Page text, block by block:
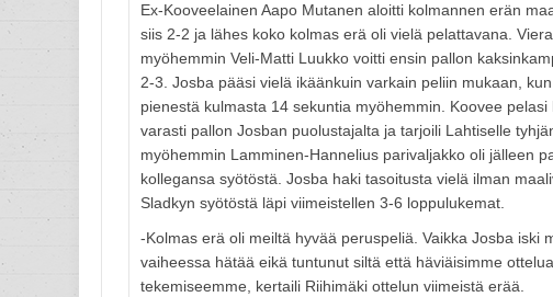
Ex-Kooveelainen Aapo Mutanen aloitti kolmannen erän
siis 2-2 ja lähes koko kolmas erä oli vielä pelattavana.
myöhemmin Veli-Matti Luukko voitti ensin pallon
2-3. Josba pääsi vielä ikäänkuin varkain peliin mukaan,
pienestä kulmasta 14 sekuntia myöhemmin. Koovee
varasti pallon Josban puolustajalta ja tarjoili Lahtiselle
myöhemmin Lamminen-Hannelius parivaljakko oli jälleen
kollegansa syötöstä. Josba haki tasoitusta vielä ilman
Sladkyn syötöstä läpi viimeistellen 3-6 loppulukemat.
-Kolmas erä oli meiltä hyvää peruspeliä. Vaikka Josba iski
vaiheessa hätää eikä tuntunut siltä että häviäisimme
tekemiseemme, kertaili Riihimäki ottelun viimeistä erää.